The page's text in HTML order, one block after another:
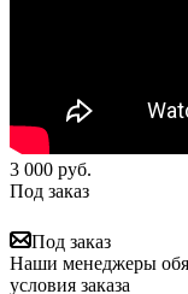
3 000 руб.
Под заказ
Под заказ
Наши менеджеры
условия заказа